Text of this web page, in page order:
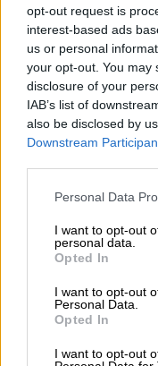
opt-out request is
interest-based ads
us or personal
your opt-out. You may
disclosure of your
IAB’s list of
also be disclosed by
Downstream
Please note that this
not limited to your
grant or deny consent
use your data for
consent section.
Personal Data
I want to opt-out
personal data.
Opted In
I want to opt-out
Personal Data.
Opted In
I want to opt-out
Μουσική|
Έρχεται το
ελληνική
υπερθέαμα
Headliners των
Bloody Hawk